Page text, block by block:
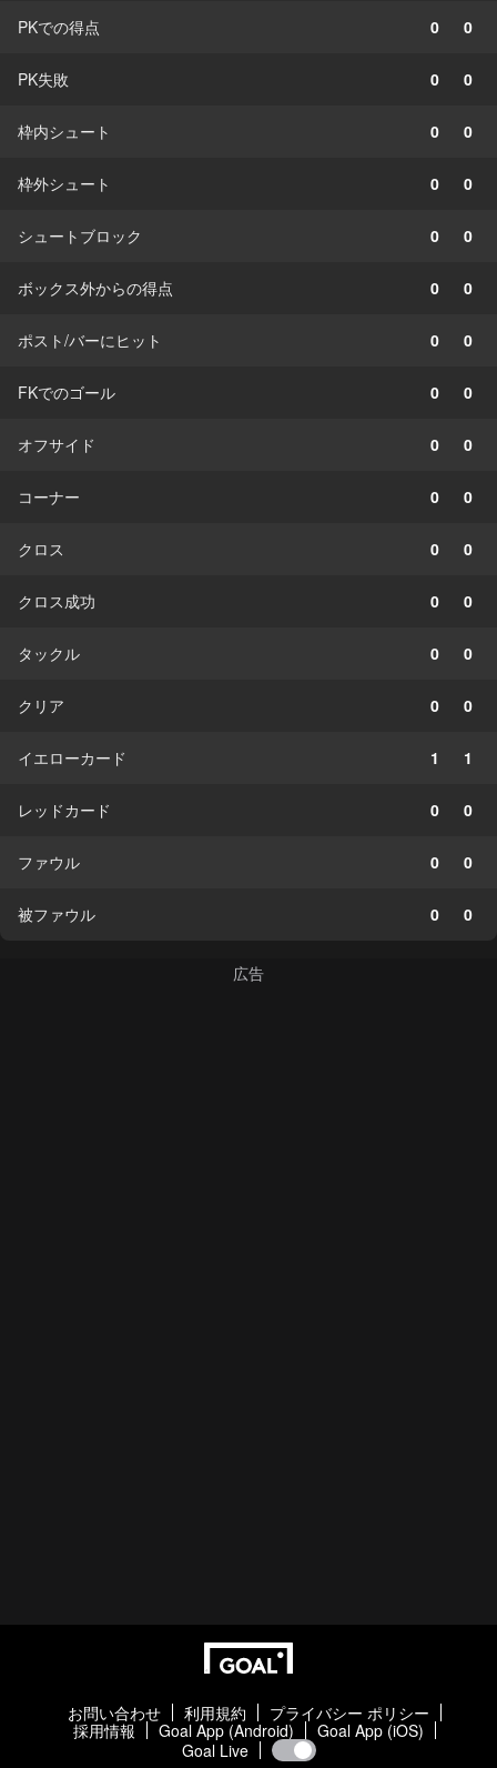
PKでの得点 0 0
PK失敗 0 0
枠内シュート 0 0
枠外シュート 0 0
シュートブロック 0 0
ボックス外からの得点 0 0
ポスト/バーにヒット 0 0
FKでのゴール 0 0
オフサイド 0 0
コーナー 0 0
クロス 0 0
クロス成功 0 0
タックル 0 0
クリア 0 0
イエローカード 1 1
レッドカード 0 0
ファウル 0 0
被ファウル 0 0
お問い合わせ 利用規約
プライバシー ポリシー
採用情報
Goal App (Android)
Goal App (iOS)
Goal Live